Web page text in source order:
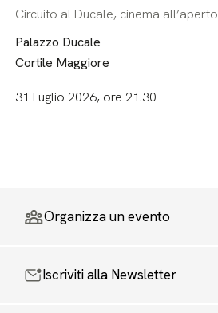
Circuito al Ducale, cinema all’aperto
Palazzo Ducale
Cortile Maggiore
31 Luglio 2026, ore 21.30
Organizza un evento
Iscriviti alla Newsletter